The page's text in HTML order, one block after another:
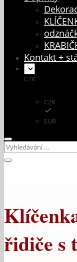
Kontakt +
CZK
CZK
EUR
řidiče s